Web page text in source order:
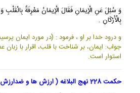
وَ سُئِلَ عَنِ الْإِيمَانِ فَقَالَ الْإِيمَانُ مَعْرِفَةٌ بِالْقَلْبِ
بِالْأَرْكَانِ .
و درود خدا بر او ، فرمود : (در مورد ايمان
جواب: ايمان، بر شناخت با قلب، اقرار با زبان
استوار است.
حکمت 228 نهج البلاغه ( ارزش ها و ضدارزش ها )